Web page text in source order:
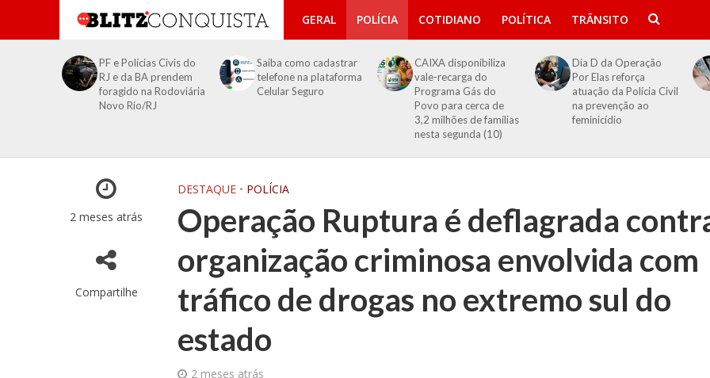
GERAL POLÍCIA COTIDIANO POLÍTICA TRÂNSITO
PF e Polícias Civis do
RJ e da BA prendem
foragido na Rodoviária
Novo Rio/RJ
Saiba como cadastrar
telefone na plataforma
Celular Seguro
CAIXA disponibiliza
vale-recarga do
Programa Gás do
Povo para cerca de
3,2 milhões de famílias
nesta segunda (10)
Dia D da Operação
Por Elas reforça
atuação da Polícia Civil
na prevenção ao
feminicídio
2 meses atrás
Compartilhe
DESTAQUE • POLÍCIA
Operação Ruptura é deflagrada
organização criminosa envolvida com
tráfico de drogas no extremo sul do
estado
2 meses atrás